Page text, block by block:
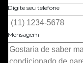
Digite seu telefone
Mensagem